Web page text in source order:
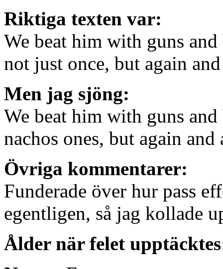
Riktiga texten var:
We beat him with guns and
not just once, but again
Men jag sjöng:
We beat him with guns and
nachos ones, but again and
Övriga kommentarer:
Funderade över hur pass
egentligen, så jag kollade
Ålder när felet